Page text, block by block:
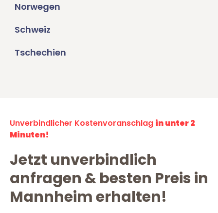
Norwegen
Schweiz
Tschechien
Unverbindlicher Kostenvoranschlag in unter 2
Minuten!
Jetzt unverbindlich
anfragen & besten Preis in
Mannheim erhalten!